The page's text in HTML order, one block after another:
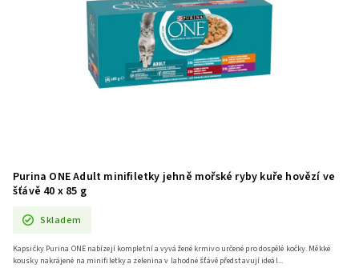
Purina ONE Adult minifiletky jehně mořské ryby kuře hovězí ve
šťávě 40 x 85 g
Skladem
Kapsičky Purina ONE nabízejí kompletní a vyvážené krmivo určené pro dospělé kočky. Měkké
kousky nakrájené na minifiletky a zelenina v lahodné šťávě představují ideál...